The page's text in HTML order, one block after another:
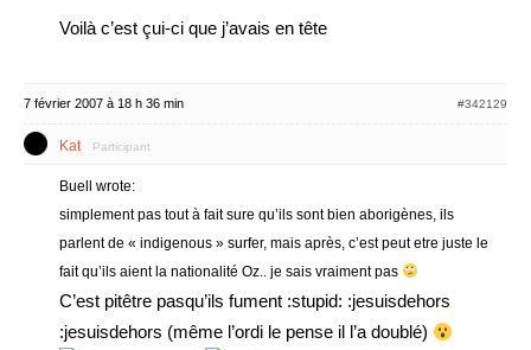
Voilà c’est çui-ci que j’avais en tête
7 février 2007 à 18 h 36 min #342129
Kat Participant
Buell wrote:
simplement pas tout à fait sure qu’ils sont bien aborigènes, ils
parlent de « indigenous » surfer, mais après, c’est peut etre juste le
fait qu’ils aient la nationalité Oz.. je sais vraiment pas
C’est pitêtre pasqu’ils fument :stupid: :jesuisdehors
:jesuisdehors (même l’ordi le pense il l’a doublé)